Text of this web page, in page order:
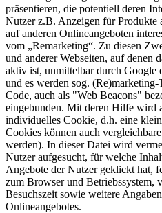
präsentieren, die potentiell deren
Nutzer z.B. Anzeigen für Produkte
auf anderen Onlineangeboten
vom „Remarketing“. Zu diesen
und anderer Webseiten, auf denen
aktiv ist, unmittelbar durch Google
und es werden sog.
Code, auch als "Web Beacons"
eingebunden. Mit deren Hilfe wird
individuelles Cookie, d.h. eine
Cookies können auch
werden). In dieser Datei wird
Nutzer aufgesucht, für welche
Angebote der Nutzer geklickt hat,
zum Browser und Betriebssystem,
Besuchszeit sowie weitere
Onlineangebotes.